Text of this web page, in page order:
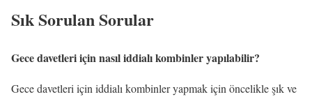
Sık Sorulan Sorular
Gece davetleri için nasıl iddialı kombinler yapılabilir?
Gece davetleri için iddialı kombinler yapmak için öncelikle şık ve